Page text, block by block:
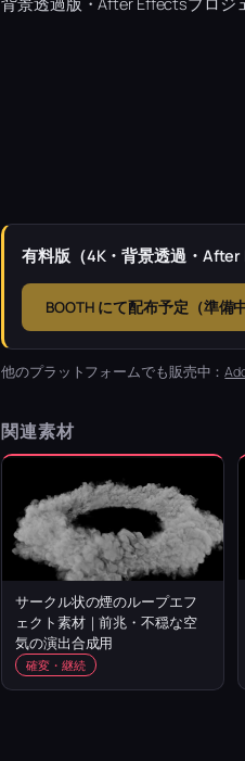
有料版（4K・背景透過・After
BOOTH にて配布予定（準備中
他のプラットフォームでも販売中：
関連素材
サークル状の煙のループエフ
ェクト素材｜前兆・不穏な空
気の演出合成用
確変・継続